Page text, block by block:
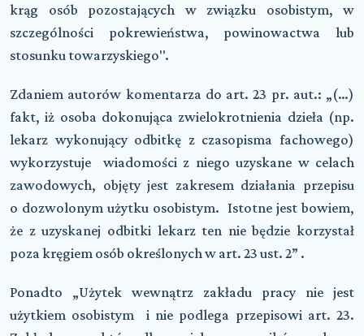
krąg osób pozostających w związku osobistym, w
szczególności pokrewieństwa, powinowactwa lub
stosunku towarzyskiego".
Zdaniem autorów komentarza do art. 23 pr. aut.: „(…)
fakt, iż osoba dokonująca zwielokrotnienia dzieła (np.
lekarz wykonujący odbitkę z czasopisma fachowego)
wykorzystuje wiadomości z niego uzyskane w celach
zawodowych, objęty jest zakresem działania przepisu
o dozwolonym użytku osobistym. Istotne jest bowiem,
że z uzyskanej odbitki lekarz ten nie będzie korzystał
poza kręgiem osób określonych w art. 23 ust. 2” .
Ponadto „Użytek wewnątrz zakładu pracy nie jest
użytkiem osobistym i nie podlega przepisowi art. 23.